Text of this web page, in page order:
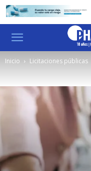
Inicio Licitaciones públicas